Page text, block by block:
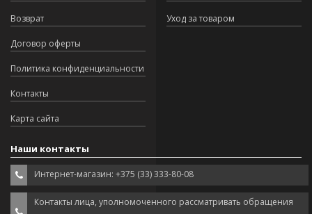
Возврат
Договор оферты
Политика конфиденциальности
Контакты
Карта сайта
Уход за товаром
Наши контакты
Интернет-магазин: +375 (33) 333-80-08
Контакты лица, уполномоченного рассматривать обращения